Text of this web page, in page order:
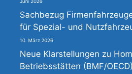
Sachbezug
für Spezial- und
10. März 2026
Neue Klarstellungen zu
Betriebsstätten (BMF/OECD)